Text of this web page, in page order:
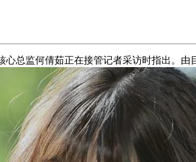
总监何倩茹正在接管记者采访时指出。由